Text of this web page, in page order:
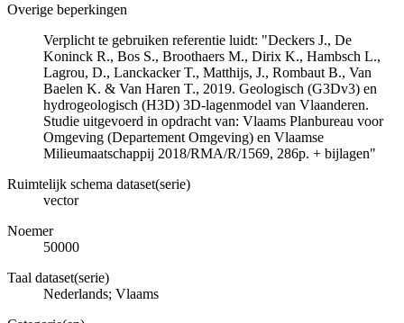
Overige beperkingen
Verplicht te gebruiken referentie luidt: "Deckers J., De
Koninck R., Bos S., Broothaers M., Dirix K., Hambsch L.,
Lagrou, D., Lanckacker T., Matthijs, J., Rombaut B., Van
Baelen K. & Van Haren T., 2019. Geologisch (G3Dv3) en
hydrogeologisch (H3D) 3D-lagenmodel van Vlaanderen.
Studie uitgevoerd in opdracht van: Vlaams Planbureau voor
Omgeving (Departement Omgeving) en Vlaamse
Milieumaatschappij 2018/RMA/R/1569, 286p. + bijlagen"
Ruimtelijk schema dataset(serie)
vector
Noemer
50000
Taal dataset(serie)
Nederlands; Vlaams